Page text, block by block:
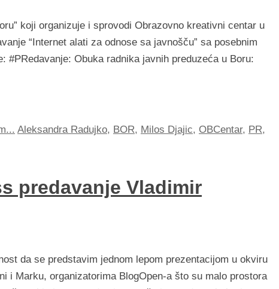
koji organizuje i sprovodi Obrazovno kreativni centar u
“Internet alati za odnose sa javnošču” sa posebnim
Obuka radnika javnih preduzeća u Boru:
Aleksandra Radujko, BOR, Milos Djajic, OBCentar, PR,
predavanje Vladimir
da se predstavim jednom lepom prezentacijom u okviru
i Marku, organizatorima BlogOpen-a što su malo prostora